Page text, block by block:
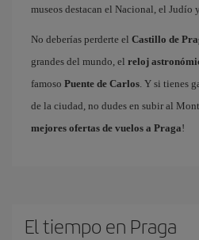
museos destacan el Nacional, el Judío
No deberías perderte el Castillo de
grandes del mundo, el reloj
famoso Puente de Carlos. Y si tienes
de la ciudad, no dudes en subir al
mejores ofertas de vuelos a Praga!
El tiempo en Praga